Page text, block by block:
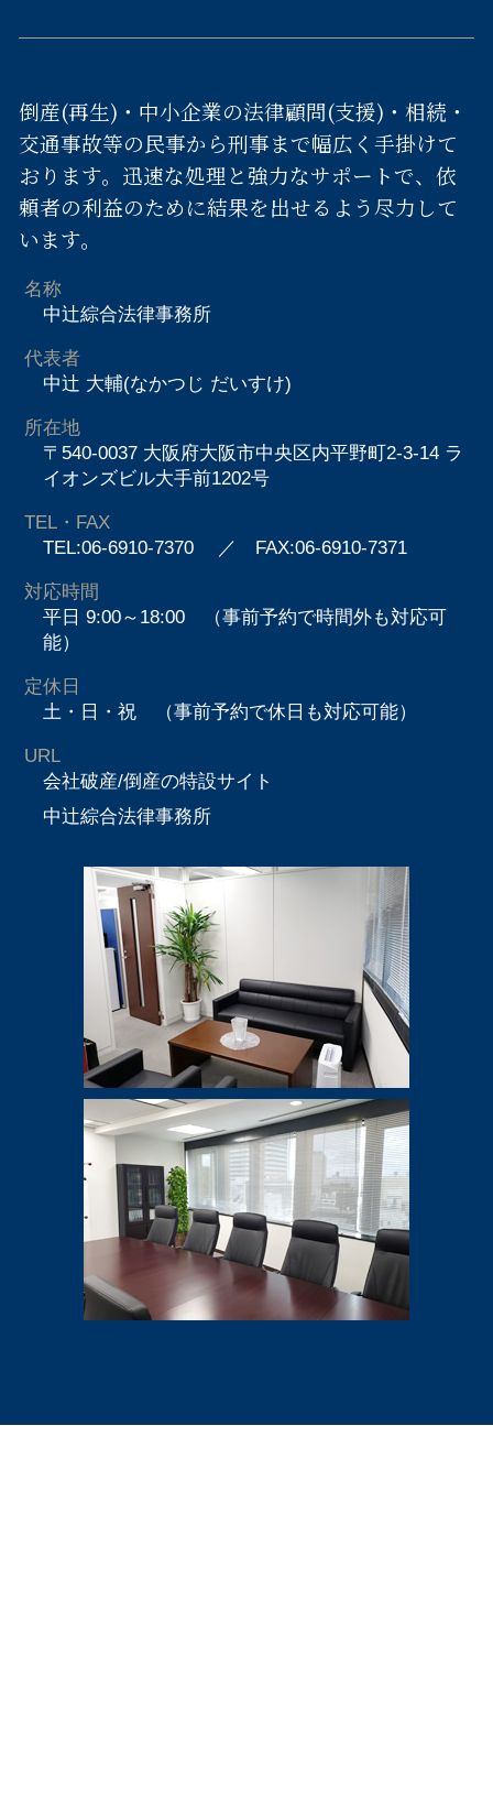
倒産(再生)・中小企業の法律顧問(支援)・相続・
交通事故等の民事から刑事まで幅広く手掛けて
おります。迅速な処理と強力なサポートで、依
頼者の利益のために結果を出せるよう尽力して
います。
名称
中辻綜合法律事務所
代表者
中辻 大輔(なかつじ だいすけ)
所在地
〒540-0037 大阪府大阪市中央区内平野町2-3-14 ラ
イオンズビル大手前1202号
TEL・FAX
TEL:06-6910-7370 ／ FAX:06-6910-7371
対応時間
平日 9:00～18:00 （事前予約で時間外も対応可
能）
定休日
土・日・祝 （事前予約で休日も対応可能）
URL
会社破産/倒産の特設サイト
中辻綜合法律事務所